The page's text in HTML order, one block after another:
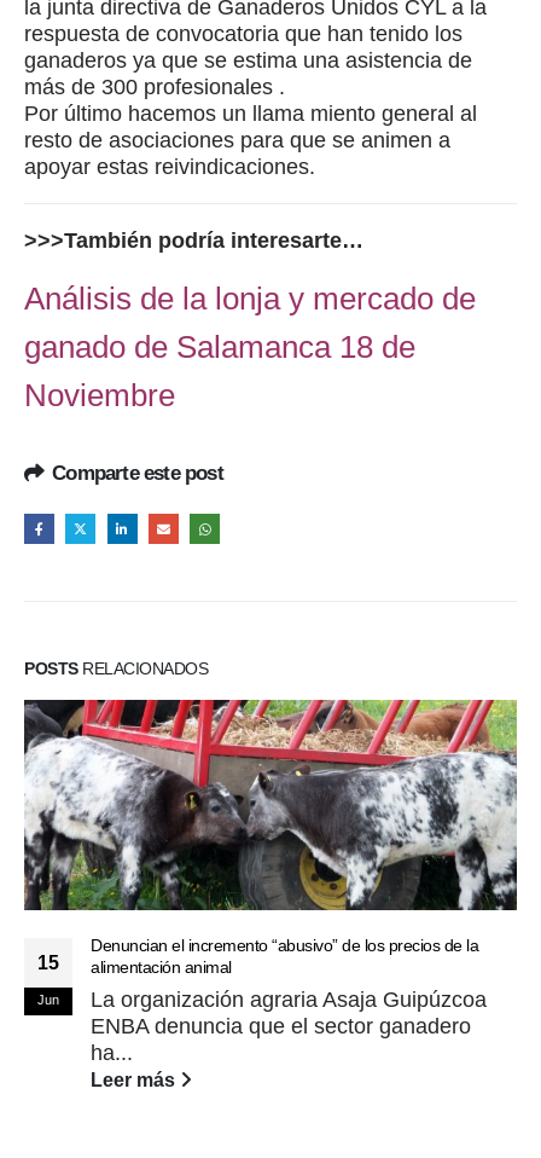
la junta directiva de Ganaderos Unidos CYL a la
respuesta de convocatoria que han tenido los
ganaderos ya que se estima una asistencia de
más de 300 profesionales .
Por último hacemos un llama miento general al
resto de asociaciones para que se animen a
apoyar estas reivindicaciones.
>>>También podría interesarte…
Análisis de la lonja y mercado de
ganado de Salamanca 18 de
Noviembre
Comparte este post
POSTSRELACIONADOS
15
Jun
Denuncian el incremento “abusivo” de los precios de la
alimentación animal
La organización agraria Asaja Guipúzcoa
ENBA denuncia que el sector ganadero
ha...
Leer más